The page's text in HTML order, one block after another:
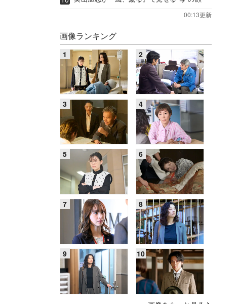
00:13更新
画像ランキング